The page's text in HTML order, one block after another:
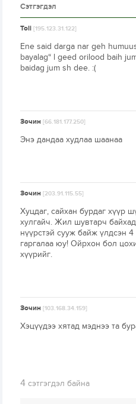
Сэтгэгдэл
Toli[195.123.31.122]
Ene said darga nar geh
bayalag“ l geed orilood baih
baidag jum sh dee. :(
Зочин[66.181.177.250]
Энэ дандаа худлаа шаанаа
Зочин[203.91.115.55]
Хуцдаг, сайхан бурдаг хүүр
хулгайч. Жил шувтарч
нүүрстэй сууж байж үлдсэн
гаргалаа юу! Ойрхон бол
хүүрийг.
Зочин[103.168.34.159]
Хэцүүдээ хятад мэднээ та
4 сэтгэгдэл байна